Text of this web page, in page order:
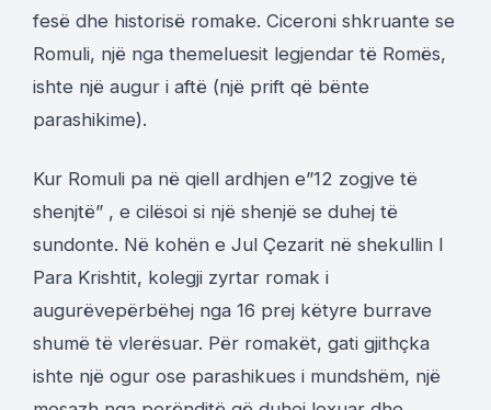
fesë dhe historisë romake. Ciceroni shkruante se
Romuli, një nga themeluesit legjendar të Romës,
ishte një augur i aftë (një prift që bënte
parashikime).
Kur Romuli pa në qiell ardhjen e”12 zogjve të
shenjtë” , e cilësoi si një shenjë se duhej të
sundonte. Në kohën e Jul Çezarit në shekullin I
Para Krishtit, kolegji zyrtar romak i
augurëvepërbëhej nga 16 prej këtyre burrave
shumë të vlerësuar. Për romakët, gati gjithçka
ishte një ogur ose parashikues i mundshëm, një